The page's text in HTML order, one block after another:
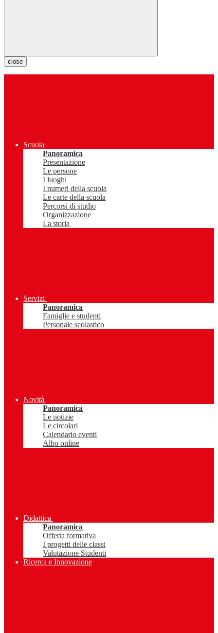
close
Scuola
Panoramica
Presentazione
Le persone
I luoghi
I numeri della scuola
Le carte della scuola
Percorsi di studio
Organizzazione
La storia
Servizi
Panoramica
Famiglie e studenti
Personale scolastico
Novità
Panoramica
Le notizie
Le circolari
Calendario eventi
Albo online
Didattica
Panoramica
Offerta formativa
I progetti delle classi
Valutazione Studenti
Ricerca e Innovazione